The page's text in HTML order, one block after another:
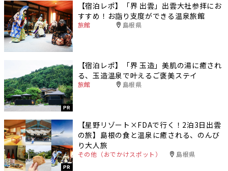
【宿泊レポ】「界 出雲」出雲大社参拝にお
すすめ！お詣り支度ができる温泉旅館
旅館 島根県
PR
【宿泊レポ】「界 玉造」美肌の湯に癒され
る、玉造温泉で叶えるご褒美ステイ
旅館 島根県
PR
【星野リゾート×FDAで行く！2泊3日出雲
の旅】島根の食と温泉に癒される、のんび
り大人旅
その他（おでかけスポット） 島根県